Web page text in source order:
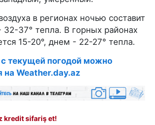
в регионах ночью составит
32-37° тепла. В горных районах
15-20°, днем - 22-27° тепла.
текущей погодой можно
на Weather.day.az
kredit sifariş et!